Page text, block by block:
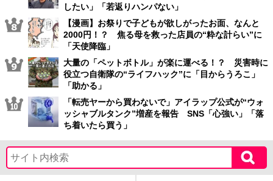
したい」「若返りハンパない」
【漫画】お祭りで子どもが欲しがったお面、なんと
2000円！？ 焦る母を救った店員の“粋な計らい”に
「天使降臨」
大量の「ペットボトル」が楽に運べる！？ 災害時に
役立つ自衛隊の“ライフハック”に「目からうろこ」
「助かる」
「転売ヤーから買わないで」アイラップ公式が“ウォ
ッシャブルタンク”増産を報告 SNS「心強い」「落
ち着いたら買う」